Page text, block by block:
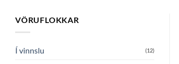
VÖRUFLOKKAR
Í vinnslu (12)